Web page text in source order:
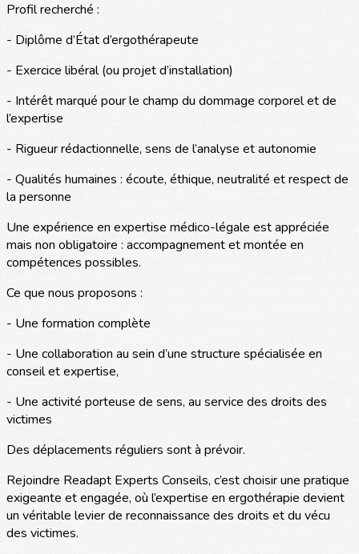
Profil recherché :
- Diplôme d’État d’ergothérapeute
- Exercice libéral (ou projet d’installation)
- Intérêt marqué pour le champ du dommage corporel et de
l’expertise
- Rigueur rédactionnelle, sens de l’analyse et autonomie
- Qualités humaines : écoute, éthique, neutralité et respect de
la personne
Une expérience en expertise médico-légale est appréciée
mais non obligatoire : accompagnement et montée en
compétences possibles.
Ce que nous proposons :
- Une formation complète
- Une collaboration au sein d’une structure spécialisée en
conseil et expertise,
- Une activité porteuse de sens, au service des droits des
victimes
Des déplacements réguliers sont à prévoir.
Rejoindre Readapt Experts Conseils, c’est choisir une pratique
exigeante et engagée, où l’expertise en ergothérapie devient
un véritable levier de reconnaissance des droits et du vécu
des victimes.